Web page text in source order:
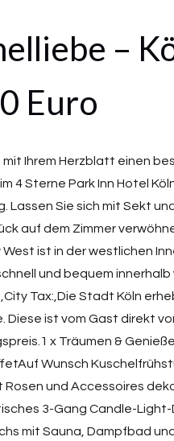
–
Euro
mit Ihrem Herzblatt einen
4 Sterne Park Inn Hotel
Lassen Sie sich mit Sekt
auf dem Zimmer
West ist in der westlichen
und bequem
Tax:,Die Stadt Köln
Diese ist vom Gast direkt
x Träumen &
Wunsch
Rosen und Accessoires
3-Gang Candle-
mit Sauna, Dampfbad